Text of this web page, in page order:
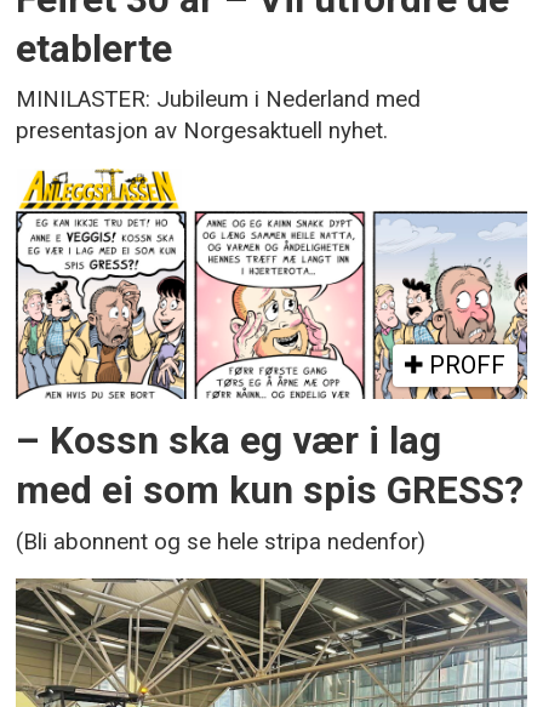
etablerte
MINILASTER: Jubileum i Nederland med
presentasjon av Norgesaktuell nyhet.
PROFF
– Kossn ska eg vær i lag
med ei som kun spis GRESS?
(Bli abonnent og se hele stripa nedenfor)